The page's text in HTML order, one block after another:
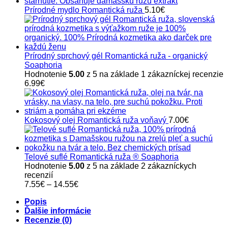
Prírodné mydlo Romantická ruža 5.10€
Prírodný sprchový gél Romantická ruža - organický
Soaphoria
Hodnotenie 5.00 z 5 na základe 1 zákazníckej recenzie
6.99€
Kokosový olej Romantická ruža voňavý 7.00€
Telové suflé Romantická ruža ® Soaphoria
Hodnotenie 5.00 z 5 na základe 2 zákazníckych
recenzií
7.55€ – 14.55€Price
through
Popis
Ďalšie informácie
Recenzie (0)